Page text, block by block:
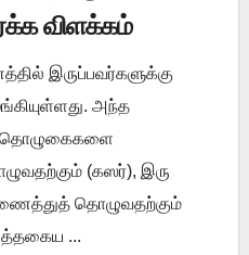
விளக்கம்
இருப்பவர்களுக்கு
அந்த
தொழுகைகளை
(கஸர்), இரு
தொழுவதற்கும்
...